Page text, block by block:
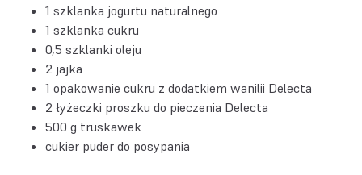
1 szklanka jogurtu naturalnego
1 szklanka cukru
0,5 szklanki oleju
2 jajka
1 opakowanie cukru z dodatkiem wanilii Delecta
2 łyżeczki proszku do pieczenia Delecta
500 g truskawek
cukier puder do posypania